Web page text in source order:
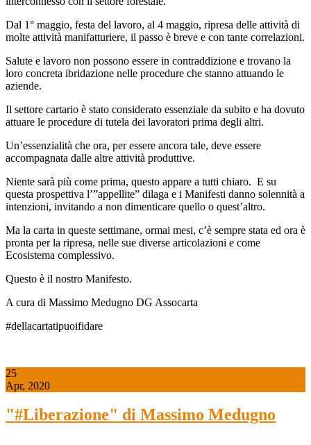
Dal 1° maggio, festa del lavoro, al 4 maggio, ripresa delle attività di
molte attività manifatturiere, il passo è breve e con tante correlazioni.
Salute e lavoro non possono essere in contraddizione e trovano la
loro concreta ibridazione nelle procedure che stanno attuando le
aziende.
Il settore cartario è stato considerato essenziale da subito e ha dovuto
attuare le procedure di tutela dei lavoratori prima degli altri.
Un’essenzialità che ora, per essere ancora tale, deve essere
accompagnata dalle altre attività produttive.
Niente sarà più come prima, questo appare a tutti chiaro. E su
questa prospettiva l’”appellite” dilaga e i Manifesti danno solennità a
intenzioni, invitando a non dimenticare quello o quest’altro.
Ma la carta in queste settimane, ormai mesi, c’è sempre stata ed ora è
pronta per la ripresa, nelle sue diverse articolazioni e come
Ecosistema complessivo.
Questo è il nostro Manifesto.
A cura di Massimo Medugno DG Assocarta
#dellacartatipuoifidare
25
Apr, 2020
"#Liberazione" di Massimo Medugno